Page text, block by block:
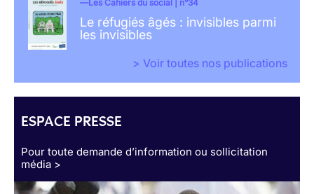
Les Cahiers du social | n°34
Le réfugiés âgés : invisibles parmi
les invisibles
> Voir toutes nos publications
ESPACE PRESSE
Pour toute demande d’information ou sollicitation
média >